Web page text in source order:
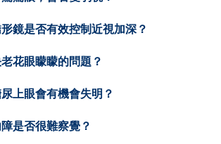
鏡是否有效控制近視加深？
花眼矇矇的問題？
上眼會有機會失明？
是否很難察覺？